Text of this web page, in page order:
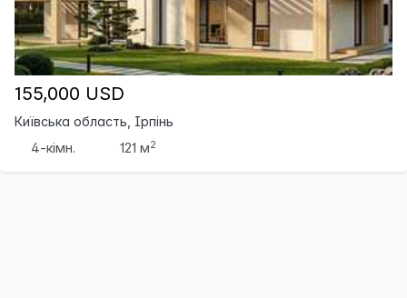
155,000 USD
Київська область, Ірпінь
4-кімн.
121 м2